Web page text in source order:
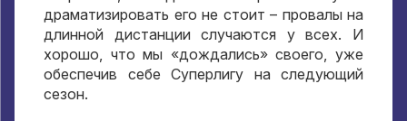
драматизировать его не стоит – провалы на
длинной дистанции случаются у всех. И
хорошо
что мы «дождались» своего ,уже
обеспечив себе Суперлигу на следующий
сезон.